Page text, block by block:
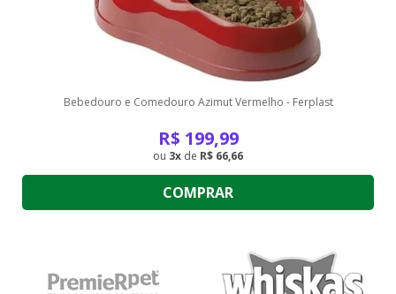
Bebedouro e Comedouro Azimut Vermelho - Ferplast
R$ 199,99
3 de R$ 66,66
COMPRAR